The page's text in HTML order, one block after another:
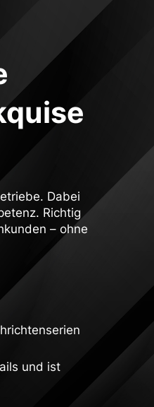
Dabei
Richtig
– ohne
und ist